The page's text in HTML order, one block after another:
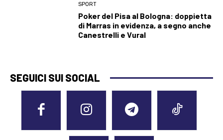
SPORT
Poker del Pisa al Bologna: doppietta
di Marras in evidenza, a segno anche
Canestrelli e Vural
SEGUICI SUI SOCIAL